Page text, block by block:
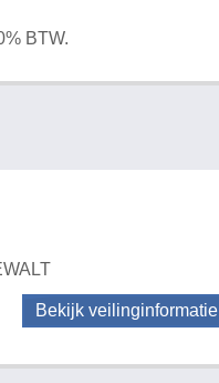
BTW.
Bekijk veilinginformatie